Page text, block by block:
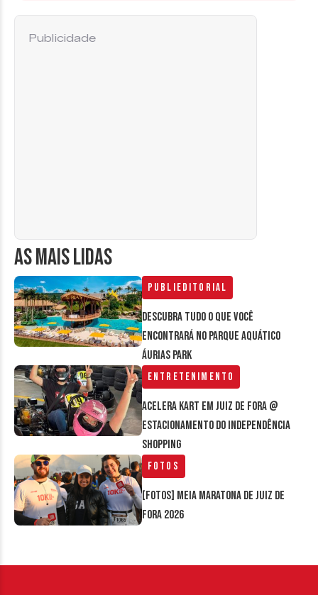
AS MAIS LIDAS
Publieditorial
Descubra tudo o que você
encontrará no parque aquático
Áurias Park
Entretenimento
Acelera Kart em Juiz de Fora @
estacionamento do Independência
Shopping
Fotos
[FOTOS] Meia Maratona de Juiz de
Fora 2026
Publicidade